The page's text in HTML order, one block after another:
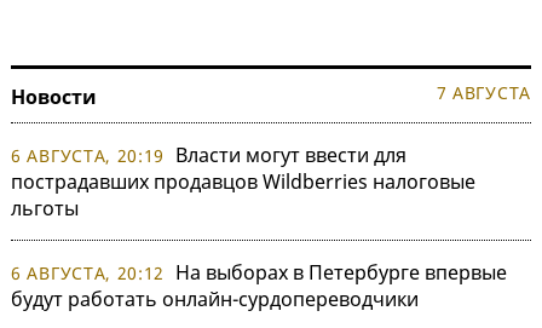
Новости 7 АВГУСТА
6 АВГУСТА, 20:19
Власти могут ввести для
пострадавших продавцов Wildberries налоговые
льготы
6 АВГУСТА, 20:12
На выборах в Петербурге впервые
будут работать онлайн-сурдопереводчики